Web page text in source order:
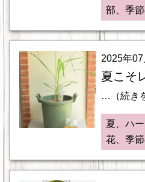
部、季
2025年07
夏こそ
…（続き
夏、ハ
花、季